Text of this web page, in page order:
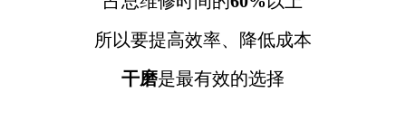
所以要提高效率、降低成本
干磨是最有效的选择